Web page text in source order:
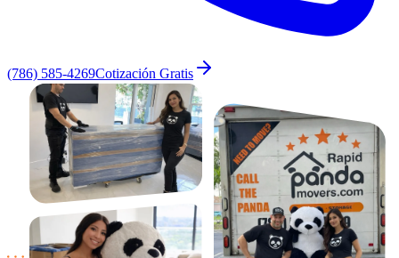
(786) 585-4269Cotización Gratis